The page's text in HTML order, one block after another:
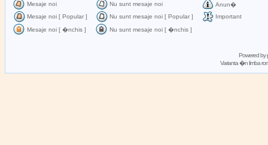
Mesaje noi Nu sunt mesaje noi
Anun�
Mesaje noi [ Popular ]
Nu sunt mesaje noi [ Popular ]
Important
Mesaje noi [ �nchis ]
Nu sunt mesaje noi [ �nchis ]
Powered by
Varianta �n limba